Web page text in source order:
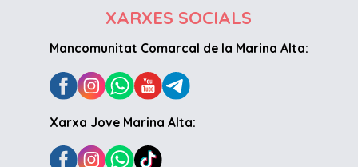
XARXES SOCIALS
Mancomunitat Comarcal de la Marina Alta:
Xarxa Jove Marina Alta: